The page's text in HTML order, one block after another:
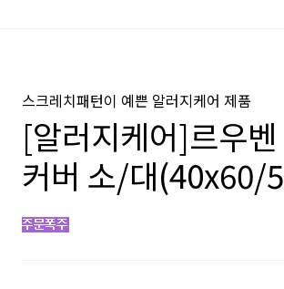
스크레치패턴이 예쁜 알러지케어 제품
[알러지케어]르우
커버 소/대(40x60/